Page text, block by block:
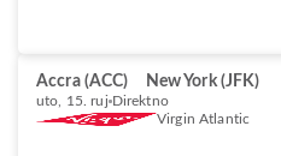
Accra (ACC) New York (JFK)
uto, 15. ruj Direktno
Virgin Atlantic